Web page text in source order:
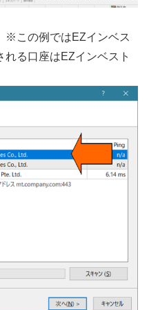
この例ではEZインベス
れる口座はEZインベスト